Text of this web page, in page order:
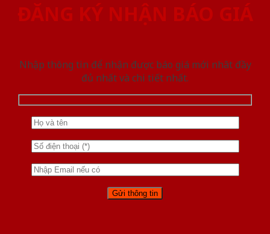
ĐĂNG KÝ NHẬN BÁO GIÁ
Nhập thông tin để nhận được báo giá mới nhât đầy
đủ nhất và chi tiết nhất.